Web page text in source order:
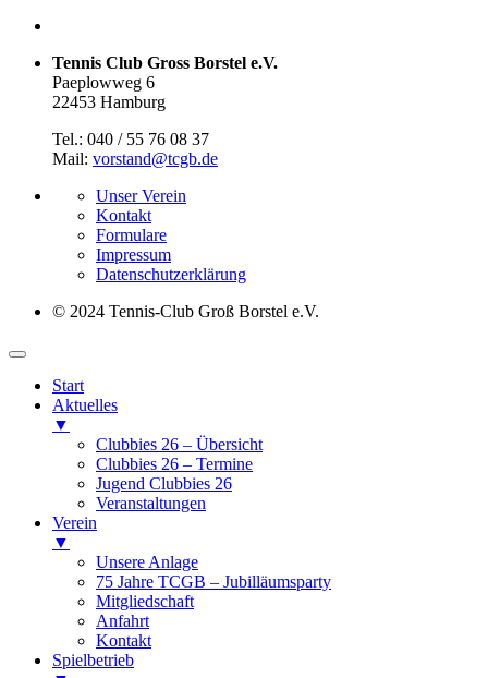
Tennis Club Gross Borstel e.V.
Paeplowweg 6
22453 Hamburg
Tel.: 040 / 55 76 08 37
Mail: vorstand@tcgb.de
Unser Verein
Kontakt
Formulare
Impressum
Datenschutz­erklärung
© 2024 Tennis-Club Groß Borstel e.V.
Start
Aktuelles
▼
Clubbies 26 – Übersicht
Clubbies 26 – Termine
Jugend Clubbies 26
Veranstaltungen
Verein
▼
Unsere Anlage
75 Jahre TCGB – Jubilläumsparty
Mitgliedschaft
Anfahrt
Kontakt
Spielbetrieb